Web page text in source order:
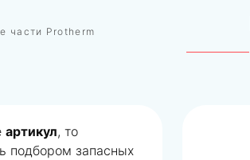
части Protherm
артикул, то
подбором запасных